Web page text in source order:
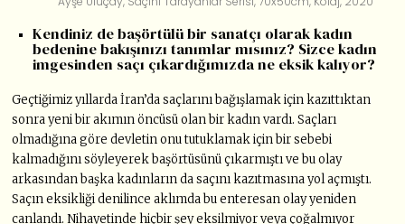
Kendiniz de başörtülü bir sanatçı olarak kadın
bedenine bakışınızı tanımlar mısınız? Sizce kadın
imgesinden saçı çıkardığımızda ne eksik kalıyor?
Geçtiğimiz yıllarda İran’da saçlarını bağışlamak için kazıttıktan
sonra yeni bir akımın öncüsü olan bir kadın vardı. Saçları
olmadığına göre devletin onu tutuklamak için bir sebebi
kalmadığını söyleyerek başörtüsünü çıkarmıştı ve bu olay
arkasından başka kadınların da saçını kazıtmasına yol açmıştı.
Saçın eksikliği denilince aklımda bu enteresan olay yeniden
canlandı. Nihayetinde hiçbir şey eksilmiyor veya çoğalmıyor